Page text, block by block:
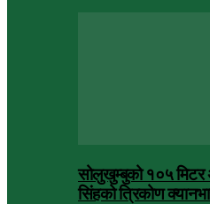
सोलुखुम्बुको १०५ मिटर
सिंहको त्रिकोण